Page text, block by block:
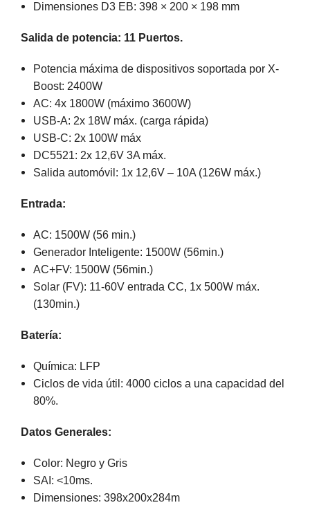
Dimensiones D3 EB: 398 × 200 × 198 mm
Salida de potencia: 11 Puertos.
Potencia máxima de dispositivos soportada por X-
Boost: 2400W
AC: 4x 1800W (máximo 3600W)
USB-A: 2x 18W máx. (carga rápida)
USB-C: 2x 100W máx
DC5521: 2x 12,6V 3A máx.
Salida automóvil: 1x 12,6V – 10A (126W máx.)
Entrada:
AC: 1500W (56 min.)
Generador Inteligente: 1500W (56min.)
AC+FV: 1500W (56min.)
Solar (FV): 11-60V entrada CC, 1x 500W máx.
(130min.)
Batería:
Química: LFP
Ciclos de vida útil: 4000 ciclos a una capacidad del
80%.
Datos Generales:
Color: Negro y Gris
SAI: <10ms.
Dimensiones: 398x200x284m